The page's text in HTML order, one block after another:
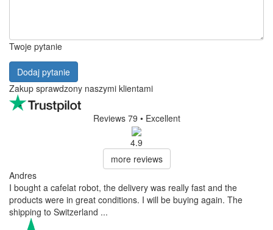
Twoje pytanie
Dodaj pytanie
Zakup sprawdzony naszymi klientami
Reviews 79 • Excellent
4.9
more reviews
Andres
I bought a cafelat robot, the delivery was really fast and the
products were in great conditions. I will be buying again. The
shipping to Switzerland ...